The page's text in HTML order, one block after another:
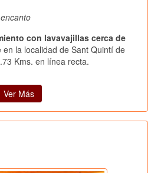
con lavavajillas cerca de
en la localidad de Sant Quintí de
Kms. en línea recta.
Ver Más